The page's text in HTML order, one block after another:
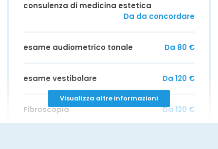
consulenza di medicina estetica
Da da concordare
esame audiometrico tonale Da 80 €
esame vestibolare Da 120 €
Fibroscopia Da 120 €
Visualizza altre informazioni